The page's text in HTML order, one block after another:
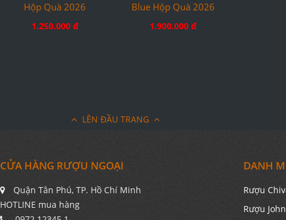
Hộp Quà 2026
1.250.000 đ
Blue Hộp Quà 2026
1.900.000 đ
LÊN ĐẦU TRANG
CỬA HÀNG RƯỢU NGOẠI
Quận Tân Phú, TP. Hồ Chí Minh
HOTLINE mua hàng
DANH
Rượu
Rượu